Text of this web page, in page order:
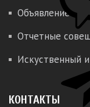
Объявление
Отчетные
Искуственный
КОНТАКТЫ